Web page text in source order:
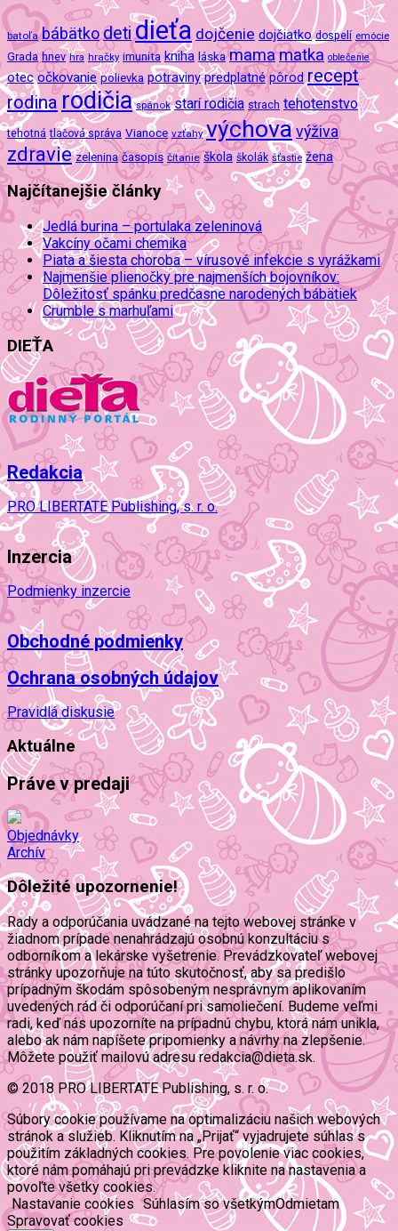
batoľa bábätkodeti dieťa dojčenie dojčiatko dospelí emócie
Grada hnev hra hračky imunita kniha láska mamamatka oblečenie
otec očkovanie polievka potraviny predplatné pôrod recept
rodina rodičia spánok starí rodičia strach tehotenstvo
tehotná tlačová správa Vianoce vzťahy výchovavýživa
zdravie zelenina časopis čítanie škola školák šťastie žena
Najčítanejšie články
Jedlá burina – portulaka zeleninová
Vakcíny očami chemika
Piata a šiesta choroba – vírusové infekcie s vyrážkami
Najmenšie plienočky pre najmenších bojovníkov:
Dôležitosť spánku predčasne narodených bábätiek
Crumble s marhuľami
DIEŤA
Redakcia
PRO LIBERTATE Publishing, s. r. o.
Inzercia
Podmienky inzercie
Obchodné podmienky
Ochrana osobných údajov
Pravidlá diskusie
Aktuálne
Práve v predaji
Objednávky
Archív
Dôležité upozornenie!
Rady a odporúčania uvádzané na tejto webovej stránke v
žiadnom prípade nenahrádzajú osobnú konzultáciu s
odborníkom a lekárske vyšetrenie. Prevádzkovateľ webovej
stránky upozorňuje na túto skutočnosť, aby sa predišlo
prípadným škodám spôsobeným nesprávnym aplikovaním
uvedených rád či odporúčaní pri samoliečení. Budeme veľmi
radi, keď nás upozorníte na prípadnú chybu, ktorá nám unikla,
alebo ak nám napíšete pripomienky a návrhy na zlepšenie.
Môžete použiť mailovú adresu redakcia@dieta.sk.
© 2018 PRO LIBERTATE Publishing, s. r. o.
Súbory cookie používame na optimalizáciu našich webových
stránok a služieb. Kliknutím na „Prijať“ vyjadrujete súhlas s
použitím základných cookies. Pre povolenie viac cookies,
ktoré nám pomáhajú pri prevádzke kliknite na nastavenia a
povoľte všetky cookies.
Nastavanie cookies Súhlasím so všetkýmOdmietam
Spravovať cookies